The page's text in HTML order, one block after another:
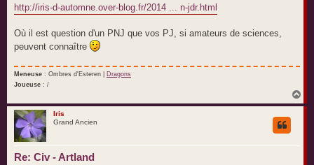
e
http://iris-d-automne.over-blog.fr/2014 ... n-jdr.html
Où il est question d'un PNJ que vos PJ, si amateurs de sciences,
peuvent connaître
Meneuse : Ombres d'Esteren | Dragons
Joueuse : /
a
Iris
Grand Ancien
Re: Civ - Artland